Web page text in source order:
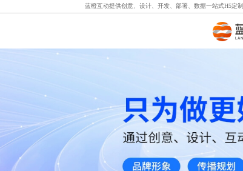
蓝橙互动提供创意、设计、开发、部署、数据一站式H5定制